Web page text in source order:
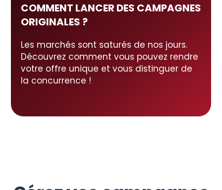
COMMENT LANCER DES CAMPAGNES
ORIGINALES ?
Les marchés sont saturés de nos jours.
Découvrez comment vous pouvez rendre
votre offre unique et vous distinguer de
la concurrence !